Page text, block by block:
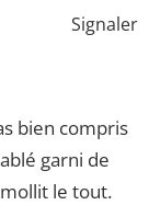
Signaler
bien compris
garni de
le tout.